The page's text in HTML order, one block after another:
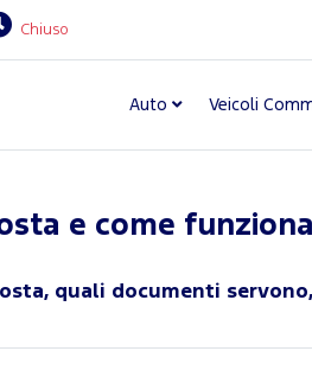
Chiuso
Auto Veicoli
e come
quali documenti